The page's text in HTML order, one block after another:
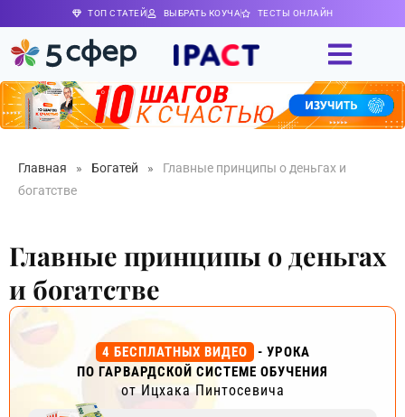
ТОП СТАТЕЙ ВЫБРАТЬ КОУЧА ТЕСТЫ ОНЛАЙН
Главная » Богатей »
Главные принципы о деньгах и
богатстве
Главные принципы о деньгах
и богатстве
4 БЕСПЛАТНЫХ ВИДЕО
- УРОКА
ПО ГАРВАРДСКОЙ СИСТЕМЕ ОБУЧЕНИЯ
от Ицхака Пинтосевича